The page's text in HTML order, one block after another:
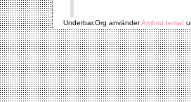
Underbar.Org använderAmbiru temat